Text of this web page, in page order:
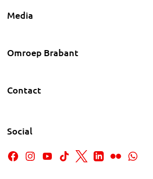
Media
Omroep Brabant
Contact
Social